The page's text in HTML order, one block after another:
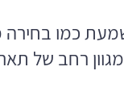
כמו
רחב של